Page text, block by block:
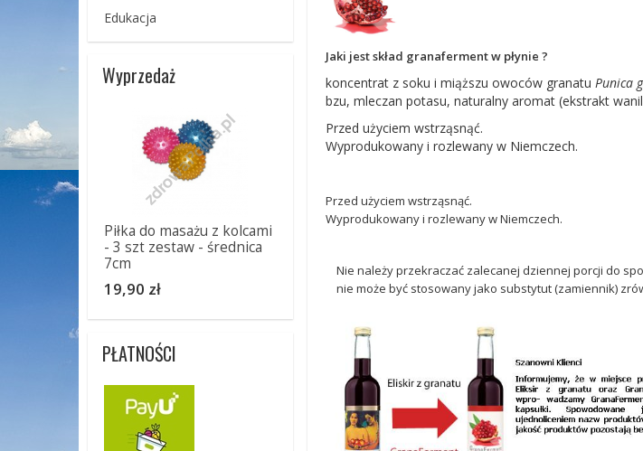
Jaki jest skład granaferment w płynie ?
koncentrat z soku i miąższu owoców granatu Punica
bzu, mleczan potasu, naturalny aromat (ekstrakt
Przed użyciem wstrząsnąć.
Wyprodukowany i rozlewany w Niemczech.
Przed użyciem wstrząsnąć.
Wyprodukowany i rozlewany w Niemczech.
Nie należy przekraczać zalecanej dziennej porcji do
nie może być stosowany jako substytut (zamiennik)
Edukacja
Wyprzedaż
Piłka do masażu z kolcami
- 3 szt zestaw - średnica
7cm
19,90 zł
PŁATNOŚCI